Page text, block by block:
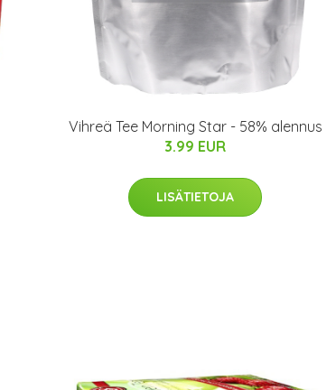
Vihreä Tee Morning Star - 58% alennus
3.99 EUR
LISÄTIETOJA